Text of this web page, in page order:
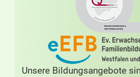
Unsere Bildungsangebote